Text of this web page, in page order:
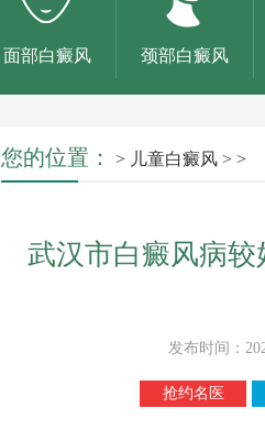
面部白癜风 颈部白癜风
您的位置： > 儿童白癜风 > >
武汉市白癜风病
发布时间：
抢约名医